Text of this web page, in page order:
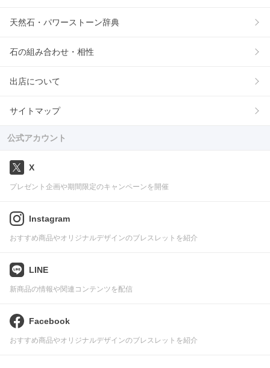
天然石・パワーストーン辞典
石の組み合わせ・相性
出店について
サイトマップ
公式アカウント
X
プレゼント企画や期間限定のキャンペーンを開催
Instagram
おすすめ商品やオリジナルデザインのブレスレットを紹介
LINE
新商品の情報や関連コンテンツを配信
Facebook
おすすめ商品やオリジナルデザインのブレスレットを紹介